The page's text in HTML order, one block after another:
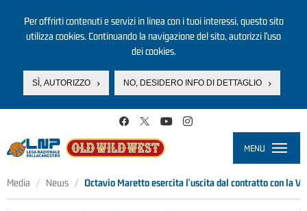
Per offrirti contenuti e servizi in linea con i tuoi interessi, questo sito
utilizza cookies. Continuando la navigazione del sito, autorizzi l’uso
dei cookies.
SÌ, AUTORIZZO NO, DESIDERO INFO DI DETTAGLIO
MENU
Media News Octavio Maretto esercita l'uscita dal contratto con la VL